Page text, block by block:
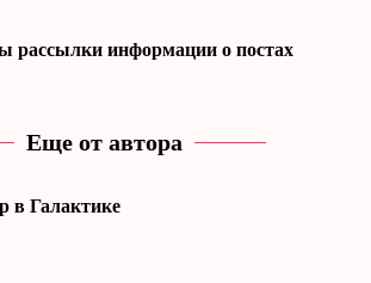
рассылки информации о постах
Еще от автора
в Галактике